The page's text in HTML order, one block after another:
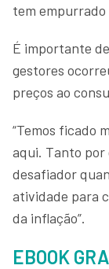
tem empurrado
É importante
gestores
preços ao
“Temos ficado
aqui. Tanto por
desafiador
atividade para
da inflação”.
EBOOK